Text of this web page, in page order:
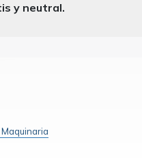
y neutral.